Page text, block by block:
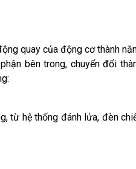
quay của động cơ thành
bên trong, chuyển đổi
từ hệ thống đánh lửa, đèn